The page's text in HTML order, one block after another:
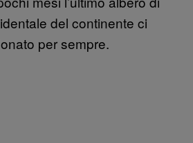
del continente ci
per sempre.